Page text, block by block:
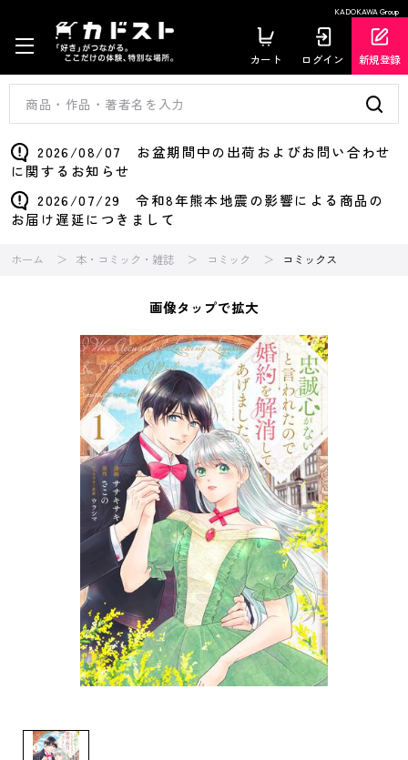
KADOKAWA Group
カート ログイン 新規登録
2026/08/07 お盆期間中の出荷およびお問い合わせ
に関するお知らせ
2026/07/29 令和8年熊本地震の影響による商品の
お届け遅延につきまして
ホーム 本・コミック・雑誌 コミック コミックス
画像タップで拡大